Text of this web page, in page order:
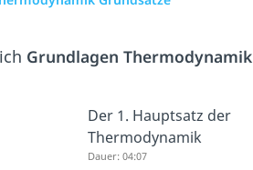
Grundlagen Thermodynamik
Der 1. Hauptsatz der
Thermodynamik
Dauer: 04:07